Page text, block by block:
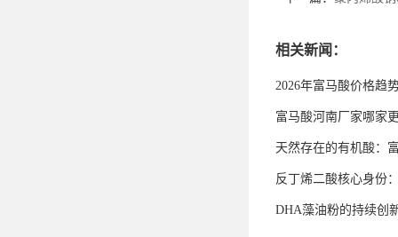
相关新闻：
2026年富马酸价格趋
富马酸河南厂家哪家
天然存在的有机酸：
反丁烯二酸核心身份
DHA藻油粉的持续创